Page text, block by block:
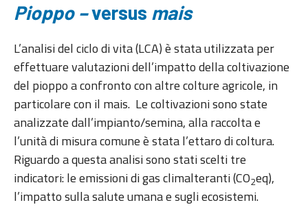
Pioppo –versus mais
L’analisi del ciclo di vita (LCA) è stata utilizzata per
effettuare valutazioni dell’impatto della coltivazione
del pioppo a confronto con altre colture agricole, in
particolare con il mais. Le coltivazioni sono state
analizzate dall’impianto/semina, alla raccolta e
l’unità di misura comune è stata l’ettaro di coltura.
Riguardo a questa analisi sono stati scelti tre
indicatori: le emissioni di gas climalteranti (CO2eq),
l’impatto sulla salute umana e sugli ecosistemi.